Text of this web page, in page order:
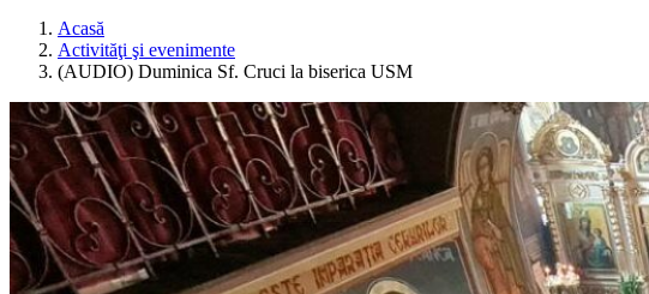
Acasă
Activităţi şi evenimente
(AUDIO) Duminica Sf. Cruci la biserica USM